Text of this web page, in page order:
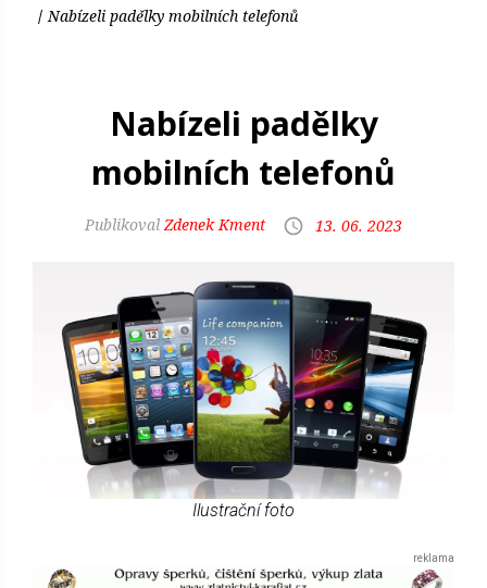
Nabízeli padělky mobilních telefonů
Nabízeli padělky
mobilních telefonů
Zdenek Kment 13. 06. 2023
Ilustrační foto